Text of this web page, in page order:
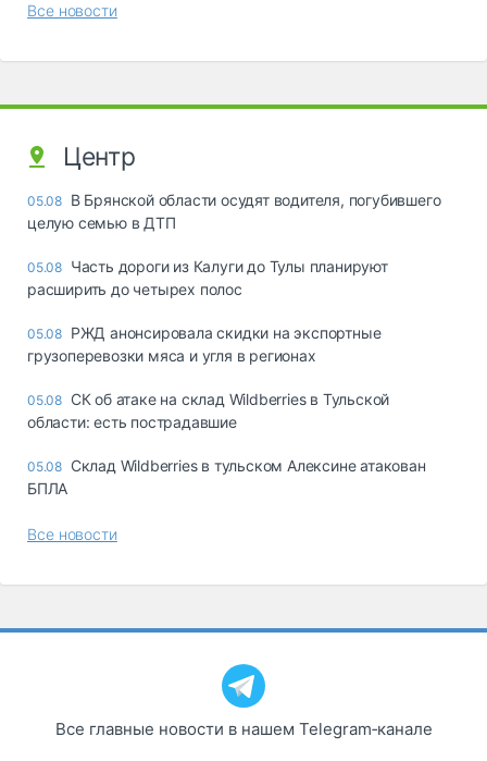
Все новости
Центр
05.08 В Брянской области осудят водителя, погубившего
целую семью в ДТП
05.08 Часть дороги из Калуги до Тулы планируют
расширить до четырех полос
05.08 РЖД анонсировала скидки на экспортные
грузоперевозки мяса и угля в регионах
05.08 СК об атаке на склад Wildberries в Тульской
области: есть пострадавшие
05.08 Склад Wildberries в тульском Алексине атакован
БПЛА
Все новости
Все главные новости в нашем Telegram‑канале